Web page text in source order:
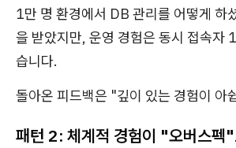
1만 명 환경에서 DB 관리를 어떻게 하
을 받았지만, 운영 경험은 동시 접속자
습니다.
돌아온 피드백은 "깊이 있는 경험이 아
패턴 2: 체계적 경험이 "오버스펙